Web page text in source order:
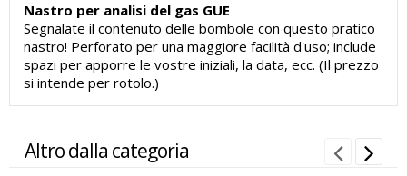
Nastro per analisi del gas GUE
Segnalate il contenuto delle bombole con questo pratico
nastro! Perforato per una maggiore facilità d'uso; include
spazi per apporre le vostre iniziali, la data, ecc. (Il prezzo
si intende per rotolo.)
Altro dalla categoria